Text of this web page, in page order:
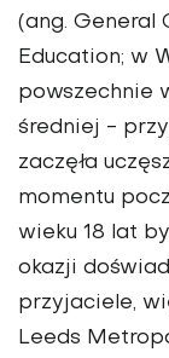
(ang. General
Education; w
powszechnie
średniej -
zaczęła
momentu
wieku 18 lat
okazji
przyjaciele,
Leeds